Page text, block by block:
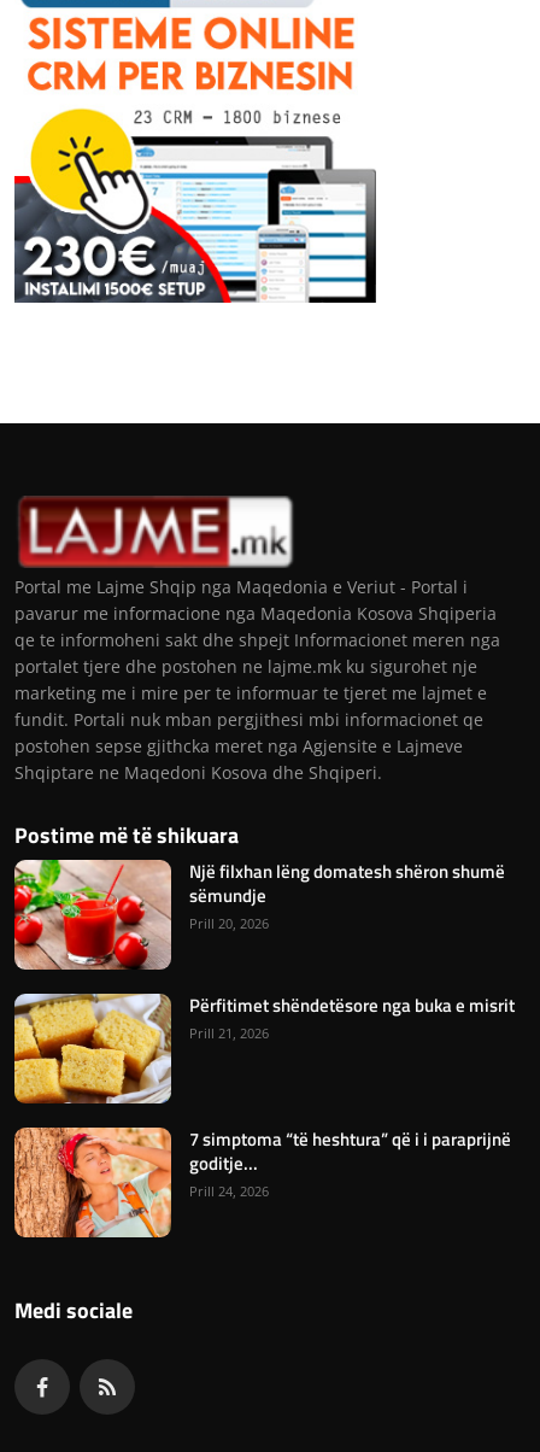
Portal me Lajme Shqip nga Maqedonia e Veriut - Portal i
pavarur me informacione nga Maqedonia Kosova Shqiperia
qe te informoheni sakt dhe shpejt Informacionet meren nga
portalet tjere dhe postohen ne lajme.mk ku sigurohet nje
marketing me i mire per te informuar te tjeret me lajmet e
fundit. Portali nuk mban pergjithesi mbi informacionet qe
postohen sepse gjithcka meret nga Agjensite e Lajmeve
Shqiptare ne Maqedoni Kosova dhe Shqiperi.
Postime më të shikuara
Një filxhan lëng domatesh shëron shumë
sëmundje
Prill 20, 2026
Përfitimet shëndetësore nga buka e misrit
Prill 21, 2026
7 simptoma “të heshtura” që i i paraprijnë
goditje...
Prill 24, 2026
Medi sociale